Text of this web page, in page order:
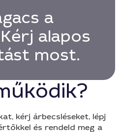
a
alapos
most.
kérj árbecsléseket, lépj
és rendeld meg a